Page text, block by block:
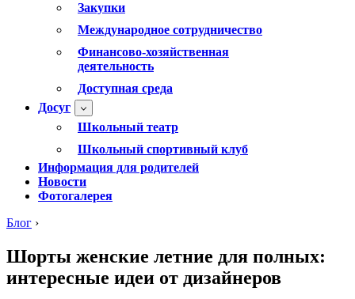
Закупки
Международное сотрудничество
Финансово-хозяйственная
деятельность
Доступная среда
Досуг
Школьный театр
Школьный спортивный клуб
Информация для родителей
Новости
Фотогалерея
Блог ›
Шорты женские летние для полных:
интересные идеи от дизайнеров